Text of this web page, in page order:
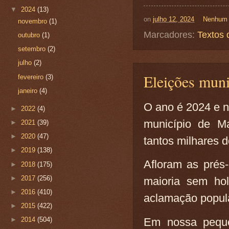
on julho 12, 2024
Marcadores: Textos
Eleições
O ano é 2024 e
município de
tantos milhares
Afloram as
maioria sem
aclamação
Em nossa
▼ 2024 (13)
novembro(1)
outubro(1)
setembro(2)
julho(2)
fevereiro(3)
janeiro(4)
► 2022 (4)
► 2021 (39)
► 2020 (47)
► 2019 (138)
► 2018 (175)
► 2017 (256)
► 2016 (410)
► 2015 (422)
► 2014 (504)